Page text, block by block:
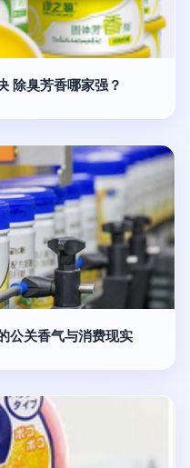
除臭芳香哪家强？
公关香气与消费现实